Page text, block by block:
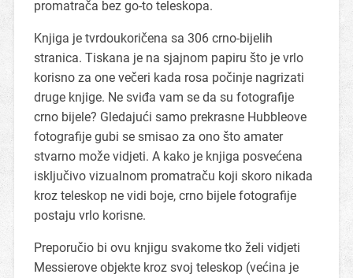
promatrača bez go-to teleskopa.
Knjiga je tvrdoukoričena sa 306 crno-bijelih
stranica. Tiskana je na sjajnom papiru što je vrlo
korisno za one večeri kada rosa počinje nagrizati
druge knjige. Ne sviđa vam se da su fotografije
crno bijele? Gledajući samo prekrasne Hubbleove
fotografije gubi se smisao za ono što amater
stvarno može vidjeti. A kako je knjiga posvećena
isključivo vizualnom promatraču koji skoro nikada
kroz teleskop ne vidi boje, crno bijele fotografije
postaju vrlo korisne.
Preporučio bi ovu knjigu svakome tko želi vidjeti
Messierove objekte kroz svoj teleskop (većina je